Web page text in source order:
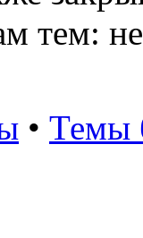
тем:
• Темы